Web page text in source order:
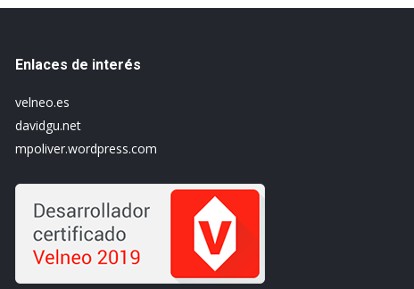
Enlaces de interés
velneo.es
davidgu.net
mpoliver.wordpress.com